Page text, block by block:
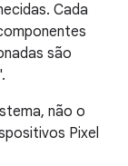
Cada
são
não o
Pixel